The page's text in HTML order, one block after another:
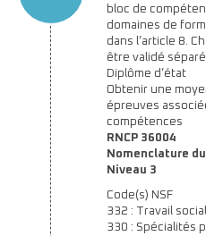
bloc de
domaines de
dans l’article 8.
être validé
Diplôme d’état
Obtenir une
épreuves
compétences
RNCP 36004
Nomenclature
Niveau 3
Code(s) NSF
332 : Travail social
330 : Spécialités